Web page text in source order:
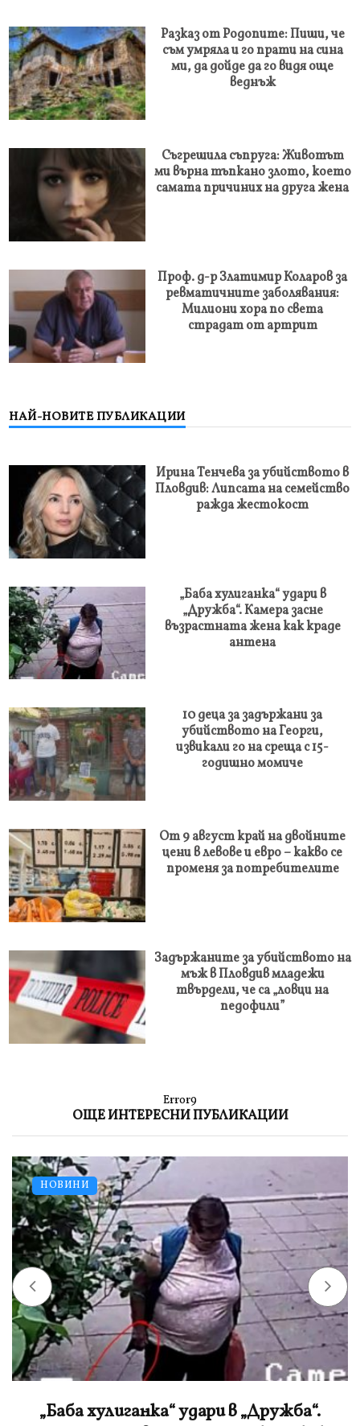
Разказ от Родопите: Пиши, че
съм умряла и го прати на сина
ми, да дойде да го видя още
веднъж
Съгрешила съпруга: Животът
ми върна тъпкано злото, което
самата причиних на друга жена
Проф. д-р Златимир Коларов за
ревматичните заболявания:
Милиони хора по света
страдат от артрит
НАЙ-НОВИТЕ ПУБЛИКАЦИИ
Ирина Тенчева за убийството в
Пловдив: Липсата на семейство
ражда жестокост
„Баба хулиганка“ удари в
„Дружба“. Камера засне
възрастната жена как краде
антена
10 деца за задържани за
убийството на Георги,
извикали го на среща с 15-
годишно момиче
От 9 август край на двойните
цени в левове и евро – какво се
променя за потребителите
Задържаните за убийството на
мъж в Пловдив младежи
твърдели, че са „ловци на
педофили”
Error9
ОЩЕ ИНТЕРЕСНИ ПУБЛИКАЦИИ
НОВИНИ
„Баба хулиганка“ удари в „Дружба“.